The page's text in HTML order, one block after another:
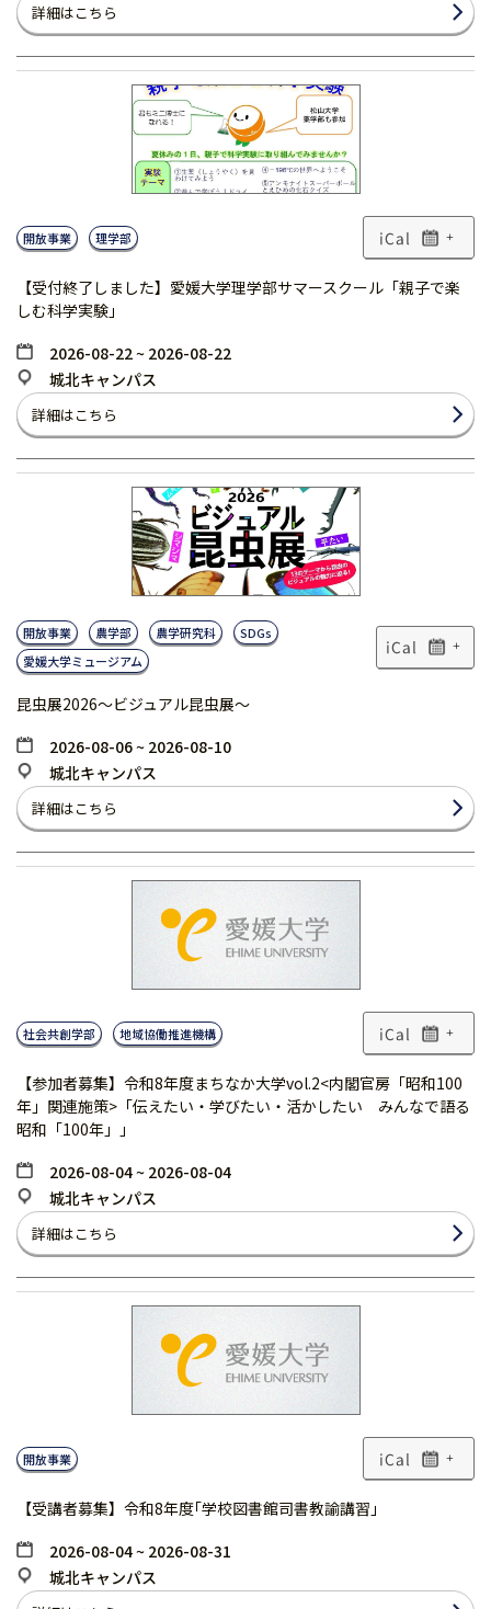
詳細はこちら
開放事業 理学部 +
【受付終了しました】愛媛大学理学部サマースクール「親子で楽
しむ科学実験」
2026-08-22 ~ 2026-08-22
城北キャンパス
詳細はこちら
開放事業 農学部 農学研究科
SDGs
愛媛大学ミュージアム
+
昆虫展2026～ビジュアル昆虫展～
2026-08-06 ~ 2026-08-10
城北キャンパス
詳細はこちら
社会共創学部 地域協働推進機構 +
【参加者募集】令和8年度まちなか大学vol.2<内閣官房「昭和100
年」関連施策>「伝えたい・学びたい・活かしたい みんなで語る
昭和「100年」」
2026-08-04 ~ 2026-08-04
城北キャンパス
詳細はこちら
開放事業 +
【受講者募集】令和8年度｢学校図書館司書教諭講習｣
2026-08-04 ~ 2026-08-31
城北キャンパス